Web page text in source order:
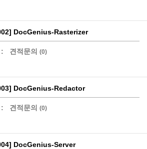
DocGenius-Rasterizer
견적문의 (0)
DocGenius-Redactor
견적문의 (0)
DocGenius-Server